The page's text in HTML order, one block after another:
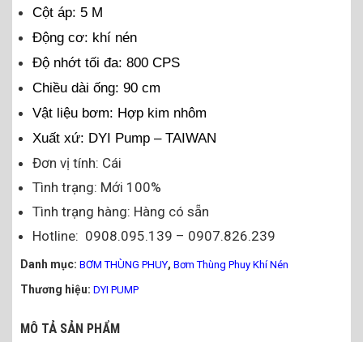
Cột áp: 5 M
Động cơ: khí nén
Độ nhớt tối đa: 800 CPS
Chiều dài ống: 90 cm
Vật liệu bơm: Hợp kim nhôm
Xuất xứ: DYI Pump – TAIWAN
Đơn vị tính: Cái
Tình trạng: Mới 100%
Tình trạng hàng: Hàng có sẵn
Hotline: 0908.095.139 – 0907.826.239
Danh mục: BƠM THÙNG PHUY, Bơm Thùng Phuy Khí Nén
Thương hiệu: DYI PUMP
MÔ TẢ SẢN PHẨM